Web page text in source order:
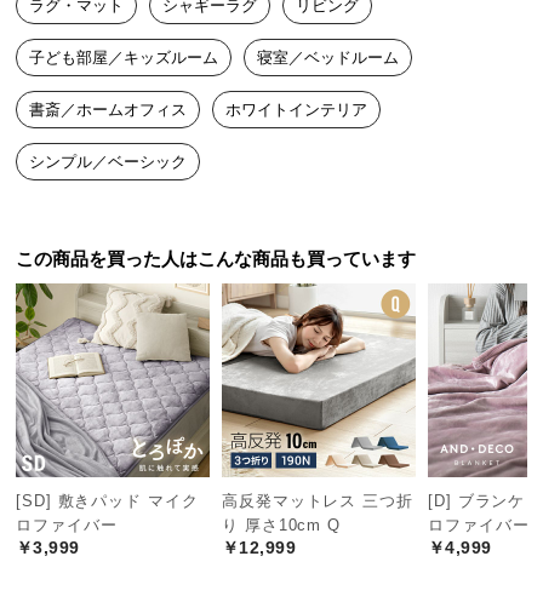
つ
い
て
梱
サ
ビ
ス
に
つ
い
て
搬
入
経
とても肌触りが良く、サイズも2000×2000で大きく買って良かっ
た！
ラグ・マット シャギーラグ リビング
子ども部屋／キッズルーム 寝室／ベッドルーム
書斎／ホームオフィス ホワイトインテリア
シンプル／ベーシック
この商品を買った人はこんな商品も買っています
[SD] 敷きパッド マイク
ロファイバー
￥3,999
高反発マットレス 三つ折
り 厚さ10cm Q
￥12,999
[D] ブランケ
ロファイバー
￥4,999